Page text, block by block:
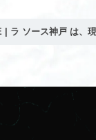
ラ ソース神戸 は、現